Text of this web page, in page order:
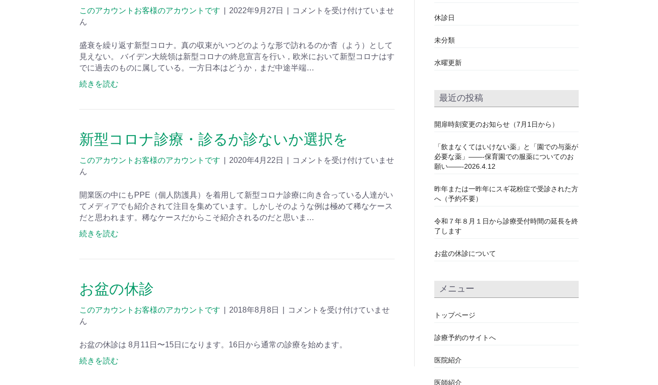
このアカウントお客様のアカウントです 2022年9月27日
コメントを受け付けていませ
ん
盛衰を繰り返す新型コロナ。真の収束がいつどのような形で訪れるのか杳（よう）として
見えない。 バイデン大統領は新型コロナの終息宣言を行い，欧米において新型コロナはす
でに過去のものに属している。一方日本はどうか，まだ中途半端…
続きを読む
新型コロナ診療・診るか診ないか選択を
このアカウントお客様のアカウントです 2020年4月22日
コメントを受け付けていませ
ん
開業医の中にもPPE（個人防護具）を着用して新型コロナ診療に向き合っている人達がい
てメディアでも紹介されて注目を集めています。しかしそのような例は極めて稀なケース
だと思われます。稀なケースだからこそ紹介されるのだと思いま…
続きを読む
お盆の休診
このアカウントお客様のアカウントです 2018年8月8日
コメントを受け付けていませ
ん
お盆の休診は 8月11日〜15日になります。16日から通常の診療を始めます。
続きを読む
休診日
未分類
水曜更新
最近の投稿
開扉時刻変更のお知らせ（7月1日から）
「飲まなくてはいけない薬」と「園での与薬が
必要な薬」——-保育園での服薬についてのお
願い——-2026.4.12
昨年または一昨年にスギ花粉症で受診された方
へ（予約不要）
令和７年８月１日から診療受付時間の延長を終
了します
お盆の休診について
メニュー
トップページ
診療予約のサイトへ
医院紹介
医師紹介